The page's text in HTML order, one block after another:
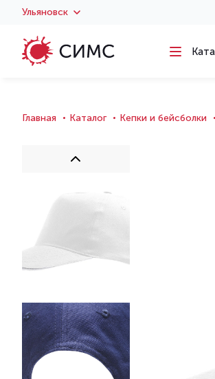
Ульяновск
Главная Каталог Кепки и бейсболки